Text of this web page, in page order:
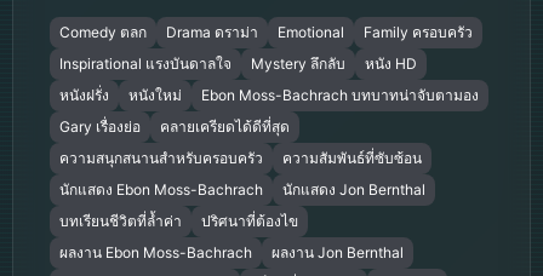
Comedy ตลก Drama ดราม่า Emotional
Family ครอบครัว
Inspirational แรงบันดาลใจ
Mystery ลึกลับ
หนัง HD
หนังฝรั่ง
หนังใหม่
Ebon Moss-Bachrach บทบาทน่าจับตามอง
Gary เรื่องย่อ
คลายเครียดได้ดีที่สุด
ความสนุกสนานสำหรับครอบครัว
ความสัมพันธ์ที่ซับซ้อน
นักแสดง Ebon Moss-Bachrach
นักแสดง Jon Bernthal
บทเรียนชีวิตที่ล้ำค่า
ปริศนาที่ต้องไข
ผลงาน Ebon Moss-Bachrach
ผลงาน Jon Bernthal